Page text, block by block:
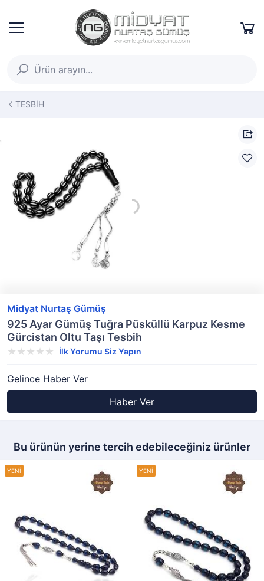
TESBİH
Midyat Nurtaş Gümüş
925 Ayar Gümüş Tuğra Püsküllü Karpuz Kesme
Gürcistan Oltu Taşı Tesbih
İlk Yorumu Siz Yapın
Gelince Haber Ver
Haber Ver
Bu ürünün yerine tercih edebileceğiniz ürünler